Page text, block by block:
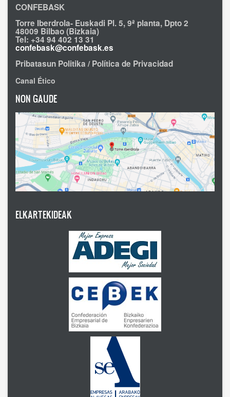
CONFEBASK
Torre Iberdrola- Euskadi Pl. 5, 9ª planta, Dpto 2
48009 Bilbao (Bizkaia)
Tel: +34 94 402 13 31
confebask@confebask.es
Pribatasun Politika / Política de Privacidad
Canal Ético
NON GAUDE
ELKARTEKIDEAK